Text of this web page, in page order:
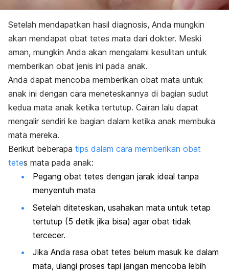
Setelah mendapatkan hasil diagnosis, Anda mungkin
akan mendapat obat tetes mata dari dokter. Meski
aman, mungkin Anda akan mengalami kesulitan untuk
memberikan obat jenis ini pada anak.
Anda dapat mencoba memberikan obat mata untuk
anak ini dengan cara meneteskannya di bagian sudut
kedua mata anak ketika tertutup. Cairan lalu dapat
mengalir sendiri ke bagian dalam ketika anak membuka
mata mereka.
Berikut beberapa tips dalam cara memberikan obat
tetes mata pada anak:
Pegang obat tetes dengan jarak ideal tanpa
menyentuh mata
Setelah diteteskan, usahakan mata untuk tetap
tertutup (5 detik jika bisa) agar obat tidak
tercecer.
Jika Anda rasa obat tetes belum masuk ke dalam
mata, ulangi proses tapi jangan mencoba lebih